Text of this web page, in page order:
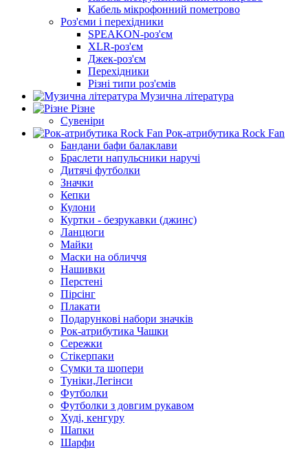
Кабель мікрофонний пометрово
Роз'єми і перехідники
SPEAKON-роз'єм
XLR-роз'єм
Джек-роз'єм
Перехідники
Різні типи роз'ємів
Музична література
Різне
Сувеніри
Рок-атрибутика Rock Fan
Бандани бафи балаклави
Браслети напульсники наручі
Дитячі футболки
Значки
Кепки
Кулони
Куртки - безрукавки (джинс)
Ланцюги
Майки
Маски на обличчя
Нашивки
Перстені
Пірсінг
Плакати
Подарункові набори значків
Рок-атрибутика Чашки
Сережки
Стікерпаки
Сумки та шопери
Туніки,Легінси
Футболки
Футболки з довгим рукавом
Худі, кенгуру
Шапки
Шарфи